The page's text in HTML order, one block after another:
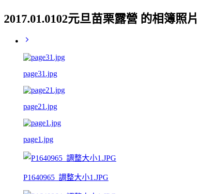
2017.01.0102元旦苗栗露營 的相簿照片
page31.jpg
page21.jpg
page1.jpg
P1640965_調整大小1.JPG